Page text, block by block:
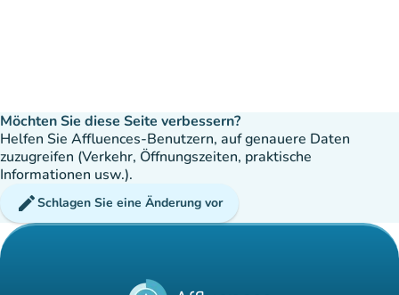
Möchten Sie diese Seite verbessern?
Helfen Sie Affluences-Benutzern, auf genauere Daten
zuzugreifen (Verkehr, Öffnungszeiten, praktische
Informationen usw.).
editSchlagen Sie eine Änderung vor